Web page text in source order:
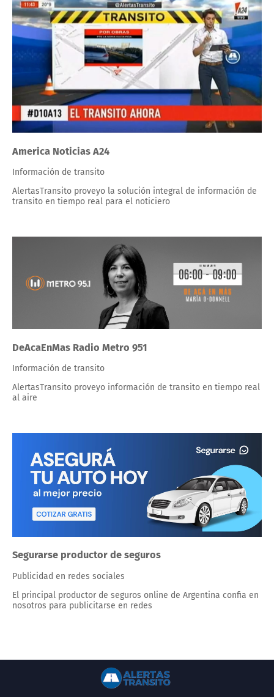
America Noticias A24
Información de transito
AlertasTransito proveyo la solución integral de información de
transito en tiempo real para el noticiero
DeAcaEnMas Radio Metro 951
Información de transito
AlertasTransito proveyo información de transito en tiempo real
al aire
Segurarse productor de seguros
Publicidad en redes sociales
El principal productor de seguros online de Argentina confia en
nosotros para publicitarse en redes